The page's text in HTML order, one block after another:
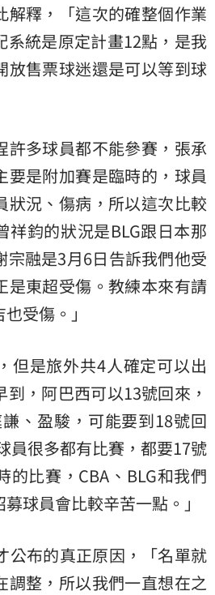
解釋，「這次的確整個作業
系統是原定計畫12點，是我
放售票球迷還是可以等到球
許多球員都不能參賽，張承
要是附加賽是臨時的，球員
狀況、傷病，所以這次比較
祥鈞的狀況是BLG跟日本那
宗融是3月6日告訴我們他受
是東超受傷。教練本來有請
受傷。」
但是旅外共4人確定可以出
，阿巴西可以13號回來，
、盈駿，可能要到18號回
員很多都有比賽，都要17號
的比賽，CBA、BLG和我們
球員會比較辛苦一點。」
公布的真正原因，「名單就
調整，所以我們一直想在之